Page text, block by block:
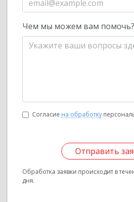
Чем мы можем вам помочь?
Согласие на обработку
Отправить
Обработка заявки происходит в
дня.